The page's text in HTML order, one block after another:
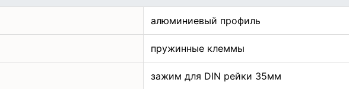
алюминиевый профиль
пружинные клеммы
зажим для DIN рейки 35мм